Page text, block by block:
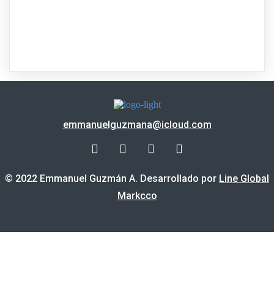
emmanuelguzmana@icloud.com
© 2022 Emmanuel Guzmán A. Desarrollado por Line Global
Markcco